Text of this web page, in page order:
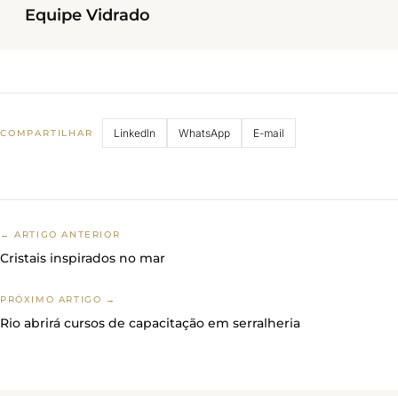
Equipe Vidrado
COMPARTILHAR LinkedIn WhatsApp E-mail
← ARTIGO ANTERIOR
Cristais inspirados no mar
PRÓXIMO ARTIGO →
Rio abrirá cursos de capacitação em serralheria